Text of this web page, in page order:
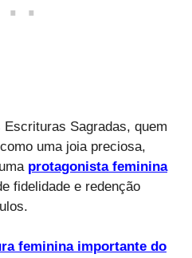
Sagradas, quem
uma joia preciosa,
protagonista feminina
fidelidade e redenção
feminina importante do